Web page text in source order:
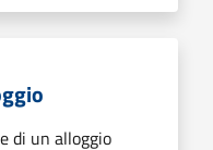
di un alloggio